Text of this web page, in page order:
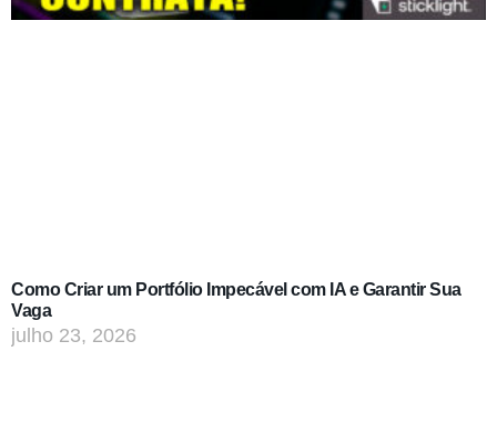
Como Criar um Portfólio Impecável com IA e Garantir Sua
Vaga
julho 23, 2026